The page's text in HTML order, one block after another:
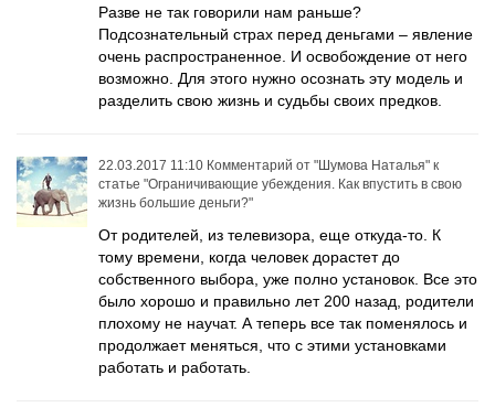
Разве не так говорили нам раньше?
Подсознательный страх перед деньгами – явление
очень распространенное. И освобождение от него
возможно. Для этого нужно осознать эту модель и
разделить свою жизнь и судьбы своих предков.
22.03.2017 11:10 Комментарий от "Шумова Наталья" к
статье "Ограничивающие убеждения. Как впустить в свою
жизнь большие деньги?"
От родителей, из телевизора, еще откуда-то. К
тому времени, когда человек дорастет до
собственного выбора, уже полно установок. Все это
было хорошо и правильно лет 200 назад, родители
плохому не научат. А теперь все так поменялось и
продолжает меняться, что с этими установками
работать и работать.